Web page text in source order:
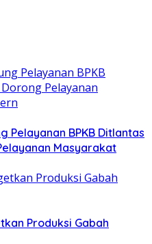
Pelayanan BPKB Ditlantas
Masyarakat
Produksi Gabah